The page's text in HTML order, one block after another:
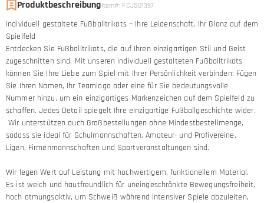
ProduktbeschreibungItem#: FCJS01397
Individuell gestaltete Fußballtrikots – Ihre Leidenschaft, Ihr Glanz auf dem
Spielfeld
Entdecken Sie Fußballtrikots, die auf Ihren einzigartigen Stil und Geist
zugeschnitten sind. Mit unseren individuell gestalteten Fußballtrikots
können Sie Ihre Liebe zum Spiel mit Ihrer Persönlichkeit verbinden: Fügen
Sie Ihren Namen, Ihr Teamlogo oder eine für Sie bedeutungsvolle
Nummer hinzu, um ein einzigartiges Markenzeichen auf dem Spielfeld zu
schaffen. Jedes Detail spiegelt Ihre einzigartige Fußballgeschichte wider.
Wir unterstützen auch Großbestellungen ohne Mindestbestellmenge,
sodass sie ideal für Schulmannschaften, Amateur- und Profivereine,
Ligen, Firmenmannschaften und Sportveranstaltungen sind.
Wir legen Wert auf Leistung mit hochwertigem, funktionellem Material.
Es ist weich und hautfreundlich für uneingeschränkte Bewegungsfreiheit,
hoch atmungsaktiv, um Schweiß während intensiver Spiele abzuleiten,